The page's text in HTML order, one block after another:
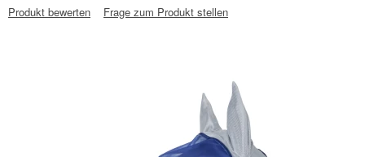
Produkt bewerten
Frage zum Produkt stellen